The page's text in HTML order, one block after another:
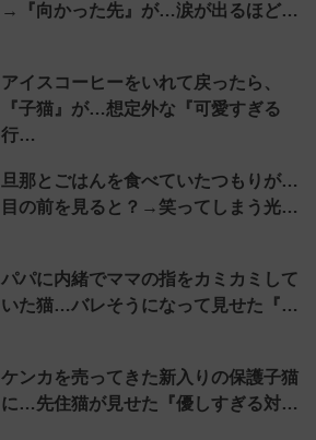
→『向かった先』が…涙が出るほど…
アイスコーヒーをいれて戻ったら、
『子猫』が…想定外な『可愛すぎる
行…
旦那とごはんを食べていたつもりが…
目の前を見ると？→笑ってしまう光…
パパに内緒でママの指をカミカミして
いた猫…バレそうになって見せた『…
ケンカを売ってきた新入りの保護子猫
に…先住猫が見せた『優しすぎる対…